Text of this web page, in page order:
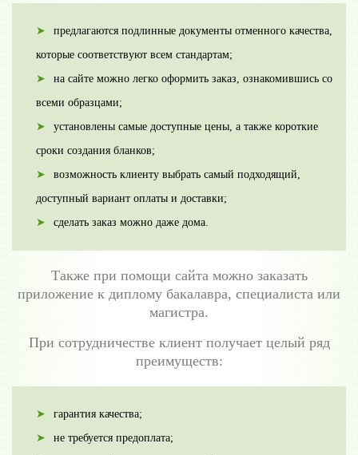
предлагаются подлинные документы отменного качества,
которые соответствуют всем стандартам;
на сайте можно легко оформить заказ, ознакомившись со
всеми образцами;
установлены самые доступные цены, а также короткие
сроки создания бланков;
возможность клиенту выбрать самый подходящий,
доступный вариант оплаты и доставки;
сделать заказ можно даже дома.
Также при помощи сайта можно заказать
приложение к диплому бакалавра, специалиста или
магистра.
При сотрудничестве клиент получает целый ряд
преимуществ:
гарантия качества;
не требуется предоплата;